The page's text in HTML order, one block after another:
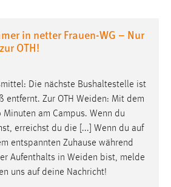
in netter Frauen-WG – Nur
OTH!
Die nächste Bushaltestelle ist
entfernt. Zur OTH Weiden: Mit dem
Minuten am Campus. Wenn du
erreichst du die [...] Wenn du auf
entspannten Zuhause während
Aufenthalts in Weiden bist, melde
uns auf deine Nachricht!
wird in diesem Cookie
eingeloggt ist.